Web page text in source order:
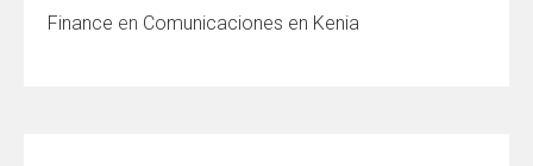
Finance en Comunicaciones en Kenia